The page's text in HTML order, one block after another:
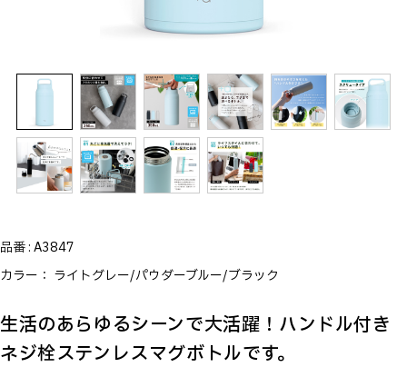
品番 :A3847
カラー： ライトグレー/パウダーブルー/ブラック
生活のあらゆるシーンで大活躍！ハンドル付き
ネジ栓ステンレスマグボトルです。